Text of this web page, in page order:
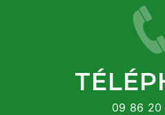
09 86